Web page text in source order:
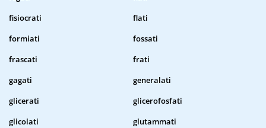
fisiocrati
flati
formiati
fossati
frascati
frati
gagati
generalati
glicerati
glicerofosfati
glicolati
glutammati